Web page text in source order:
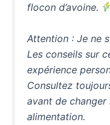
flocon d’avoine.
Attention : Je ne
Les conseils sur
expérience
Consultez
avant de
alimentation.